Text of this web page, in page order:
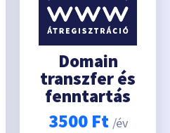
Domain
transzfer és
fenntartás
3500 Ft /év